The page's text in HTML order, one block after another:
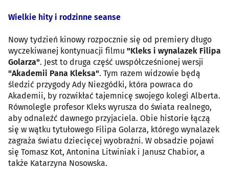
Wielkie hity i rodzinne seanse
Nowy tydzień kinowy rozpocznie się od premiery długo
wyczekiwanej kontynuacji filmu "Kleks i wynalazek Filipa
Golarza". Jest to druga część uwspółcześnionej wersji
"Akademii Pana Kleksa". Tym razem widzowie będą
śledzić przygody Ady Niezgódki, która powraca do
Akademii, by rozwikłać tajemnicę swojego kolegi Alberta.
Równolegle profesor Kleks wyrusza do świata realnego,
aby odnaleźć dawnego przyjaciela. Obie historie łączą
się w wątku tytułowego Filipa Golarza, którego wynalazek
zagraża światu dziecięcej wyobraźni. W obsadzie pojawi
się Tomasz Kot, Antonina Litwiniak i Janusz Chabior, a
także Katarzyna Nosowska.